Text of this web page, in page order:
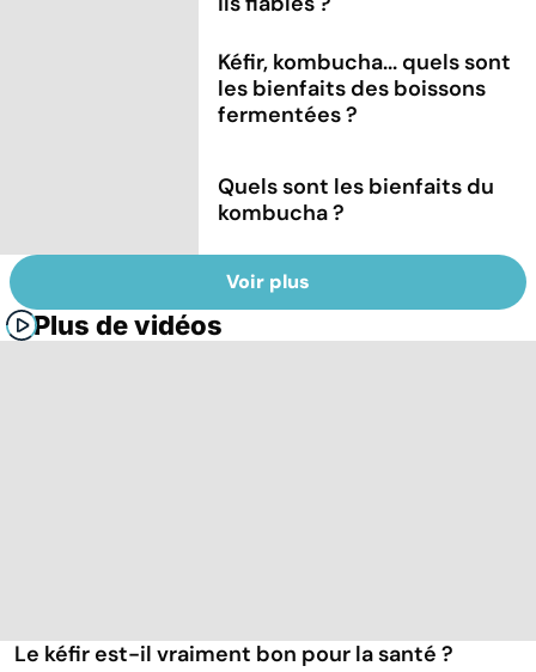
Kéfir, kombucha... quels sont
les bienfaits des boissons
fermentées ?
Quels sont les bienfaits du
kombucha ?
Voir plus
Plus de vidéos
Le kéfir est-il vraiment bon pour la santé ?